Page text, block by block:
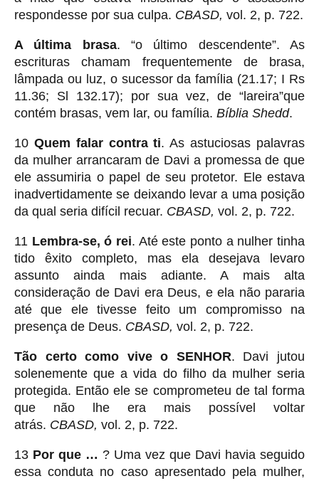
respondesse por sua culpa. CBASD, vol. 2, p. 722.
A última brasa. “o último descendente”. As
escrituras chamam frequentemente de brasa,
lâmpada ou luz, o sucessor da família (21.17; I Rs
11.36; Sl 132.17); por sua vez, de “lareira”que
contém brasas, vem lar, ou família. Bíblia Shedd.
10 Quem falar contra ti. As astuciosas palavras
da mulher arrancaram de Davi a promessa de que
ele assumiria o papel de seu protetor. Ele estava
inadvertidamente se deixando levar a uma posição
da qual seria difícil recuar. CBASD, vol. 2, p. 722.
11 Lembra-se, ó rei. Até este ponto a nulher tinha
tido êxito completo, mas ela desejava levaro
assunto ainda mais adiante. A mais alta
consideração de Davi era Deus, e ela não pararia
até que ele tivesse feito um compromisso na
presença de Deus. CBASD, vol. 2, p. 722.
Tão certo como vive o SENHOR. Davi jutou
solenemente que a vida do filho da mulher seria
protegida. Então ele se comprometeu de tal forma
que não lhe era mais possível voltar
atrás. CBASD, vol. 2, p. 722.
13 Por que … ? Uma vez que Davi havia seguido
essa conduta no caso apresentado pela mulher,